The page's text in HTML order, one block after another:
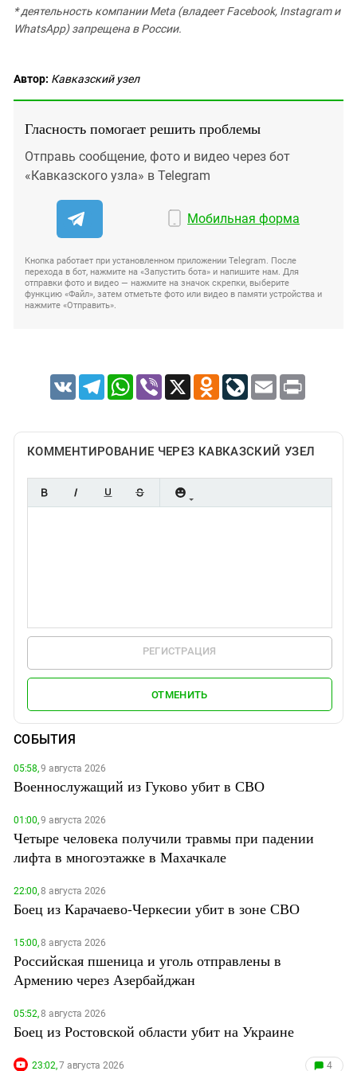
* деятельность компании Meta (владеет Facebook, Instagram и
WhatsApp) запрещена в России.
Автор: Кавказский узел
Гласность помогает решить проблемы
Отправь сообщение, фото и видео через бот
«Кавказского узла» в Telegram
Мобильная форма
Кнопка работает при установленном приложении Telegram. После
перехода в бот, нажмите на «Запустить бота» и напишите нам. Для
отправки фото и видео — нажмите на значок скрепки, выберите
функцию «Файл», затем отметьте фото или видео в памяти устройства и
нажмите «Отправить».
VK TelegramWhatsApp
Viber X Odnoklassniki
LiveJournal
Email Print
КОММЕНТИРОВАНИЕ ЧЕРЕЗ КАВКАЗСКИЙ УЗЕЛ
РЕГИСТРАЦИЯ
ОТМЕНИТЬ
СОБЫТИЯ
05:58,9 августа 2026
Военнослужащий из Гуково убит в СВО
01:00,9 августа 2026
Четыре человека получили травмы при падении
лифта в многоэтажке в Махачкале
22:00,8 августа 2026
Боец из Карачаево-Черкесии убит в зоне СВО
15:00,8 августа 2026
Российская пшеница и уголь отправлены в
Армению через Азербайджан
05:52,8 августа 2026
Боец из Ростовской области убит на Украине
23:02,7 августа 2026 4